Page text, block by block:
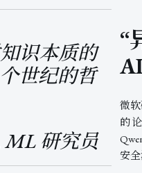
识本质的
世纪的哲
ML 研究员
“
微
的
安